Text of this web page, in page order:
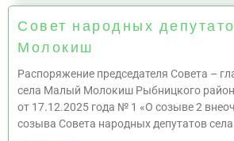
Совет народных
Молокиш
Распоряжение председателя Совета –
села Малый Молокиш Рыбницкого
от 17.12.2025 года № 1 «О созыве 2
созыва Совета народных депутатов